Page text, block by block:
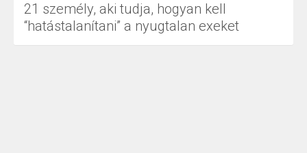
21 személy, aki tudja, hogyan kell
“hatástalanítani” a nyugtalan exeket